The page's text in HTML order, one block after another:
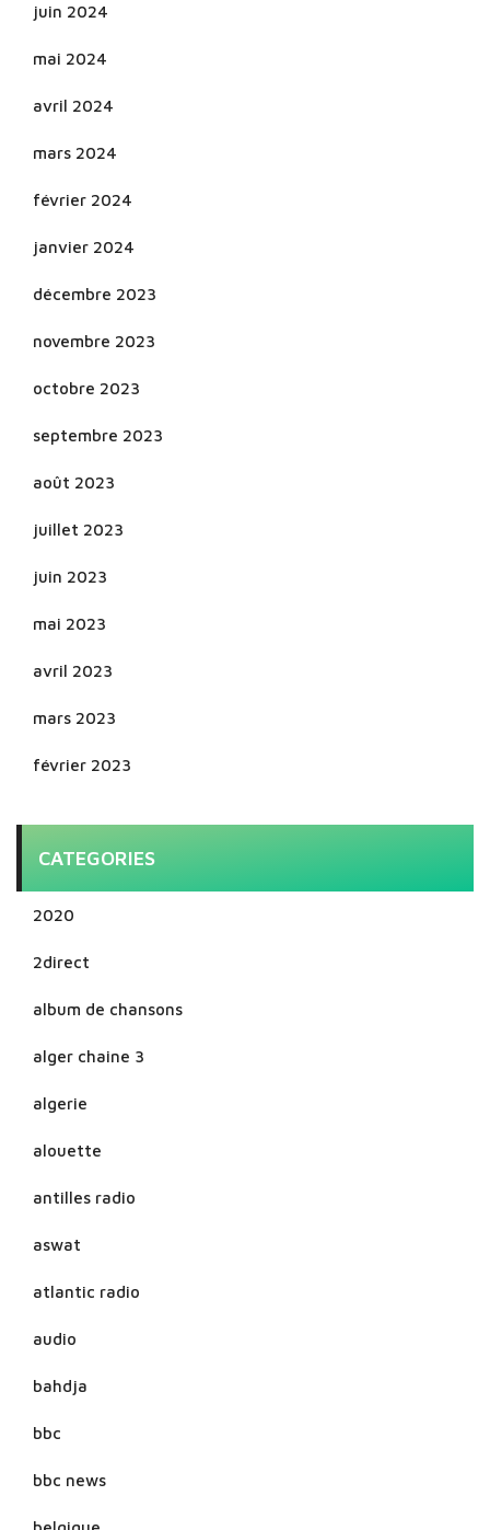
juin 2024
mai 2024
avril 2024
mars 2024
février 2024
janvier 2024
décembre 2023
novembre 2023
octobre 2023
septembre 2023
août 2023
juillet 2023
juin 2023
mai 2023
avril 2023
mars 2023
février 2023
CATEGORIES
2020
2direct
album de chansons
alger chaine 3
algerie
alouette
antilles radio
aswat
atlantic radio
audio
bahdja
bbc
bbc news